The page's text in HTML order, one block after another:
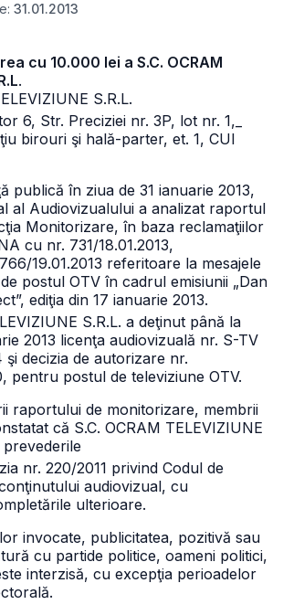
31.01.2013
cu 10.000 lei a S.C. OCRAM
.
S.R.L.
6, Str. Preciziei nr. 3P, lot nr. 1,
birouri şi hală-parter, et. 1, CUI
publică în ziua de 31 ianuarie 2013,
al Audiovizualului a analizat raportul
Monitorizare, în baza reclamaţiilor
cu nr. 731/18.01.2013,
19.01.2013 referitoare la mesajele
postul OTV în cadrul emisiunii „Dan
ediţia din 17 ianuarie 2013.
S.R.L. a deţinut până la
2013 licenţa audiovizuală nr. S-TV
şi decizia de autorizare nr.
pentru postul de televiziune OTV.
raportului de monitorizare, membrii
că S.C. OCRAM TELEVIZIUNE
prevederile
nr. 220/2011 privind Codul de
audiovizual, cu
ulterioare.
invocate, publicitatea, pozitivă sau
cu partide politice, oameni politici,
interzisă, cu excepţia perioadelor